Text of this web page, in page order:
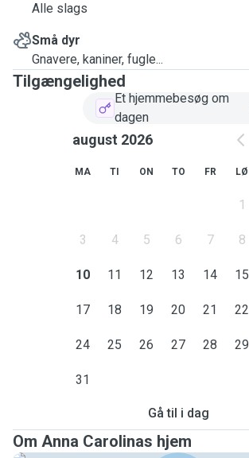
Alle slags
Små dyr
Gnavere, kaniner, fugle...
Tilgængelighed
Et hjemmebesøg om
dagen
august 2026
MA TI ON TO FR LØ
1
3 4 5 6 7 8
10 11 12 13 14 15
17 18 19 20 21 22
24 25 26 27 28 29
31
Gå til i dag
Om Anna Carolinas hjem